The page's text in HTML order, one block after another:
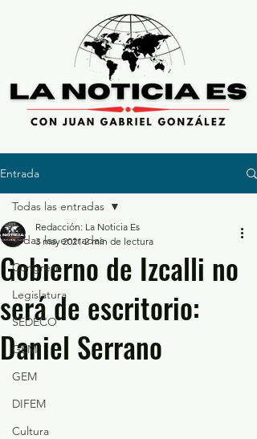
Entrada
Todas las entradas
Congreso
Legislatura
SEDECO
GEM
GEM
DIFEM
Cultura
Todas las entradas
Gobierno de Izcalli no
será de escritorio:
Daniel Serrano
Redacción: La Noticia Es
3 may 2021 2 min de lectura